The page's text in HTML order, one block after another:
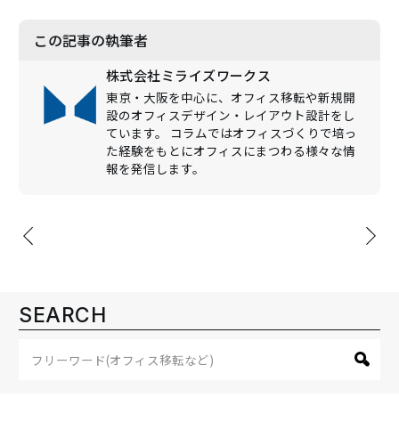
この記事の執筆者
株式会社ミライズワークス
東京・大阪を中心に、オフィス移転や新規開
設のオフィスデザイン・レイアウト設計をし
ています。 コラムではオフィスづくりで培っ
た経験をもとにオフィスにまつわる様々な情
報を発信します。
投
ビ
ゲ
ー
SEARCH